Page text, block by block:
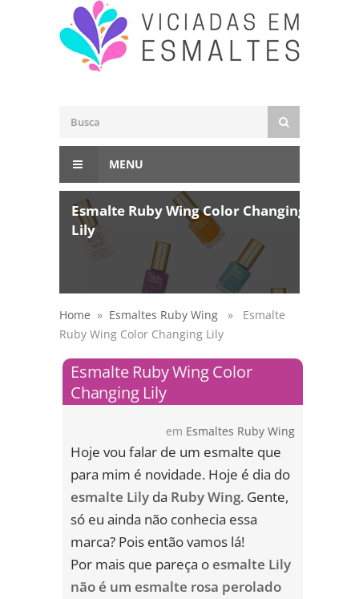
MENU
Esmalte Ruby Wing Color Changing
Lily
Home » Esmaltes Ruby Wing » Esmalte
Ruby Wing Color Changing Lily
Esmalte Ruby Wing Color
Changing Lily
em Esmaltes Ruby Wing
Hoje vou falar de um esmalte que
para mim é novidade. Hoje é dia do
esmalte Lily da Ruby Wing. Gente,
só eu ainda não conhecia essa
marca? Pois então vamos lá!
Por mais que pareça o esmalte Lily
não é um esmalte rosa perolado